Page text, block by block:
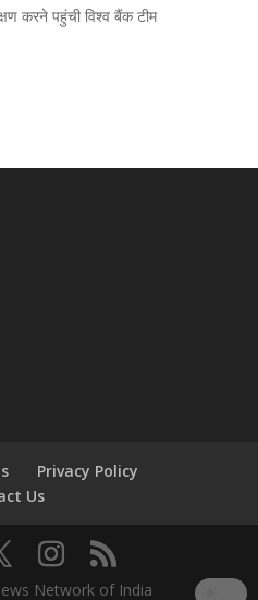
करने पहुंची विश्व बैंक टीम
Privacy Policy
Us
Network of India